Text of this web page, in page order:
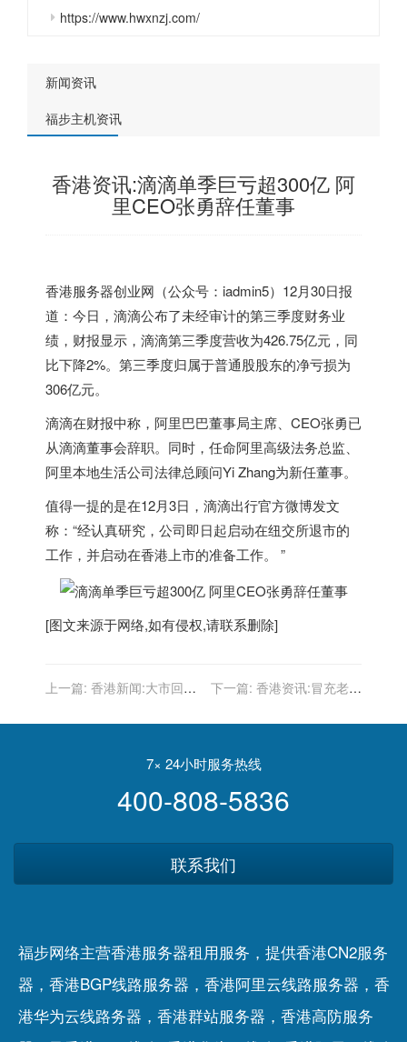
https://www.hwxnzj.com/
新闻资讯
福步主机资讯
香港资讯:滴滴单季巨亏超300亿 阿
里CEO张勇辞任董事
香港服务器创业网（公众号：iadmin5）12月30日报
道：今日，滴滴公布了未经审计的第三季度财务业
绩，财报显示，滴滴第三季度营收为426.75亿元，同
比下降2%。第三季度归属于普通股股东的净亏损为
306亿元。
滴滴在财报中称，阿里巴巴董事局主席、CEO张勇已
从滴滴董事会辞职。同时，任命阿里高级法务总监、
阿里本地生活公司法律总顾问Yi Zhang为新任董事。
值得一提的是在12月3日，滴滴出行官方微博发文
称：“经认真研究，公司即日起启动在纽交所退市的
工作，并启动在香港 上市的准备工作。 ”
[图文来源于网络,如有侵权,请联系删除]
上一篇: 香港新闻:大市回
艱 料明年上半年續捱打｜
下一篇: 香港资讯:冒充老干
主犯获刑12年
7× 24小时服务热线
400-808-5836
联系我们
福步网络主营香港服务器租用服务，提供香港CN2服务
器，香港BGP线路服务器，香港阿里云线路服务器，香
港华为云线路务器，香港群站服务器，香港高防服务